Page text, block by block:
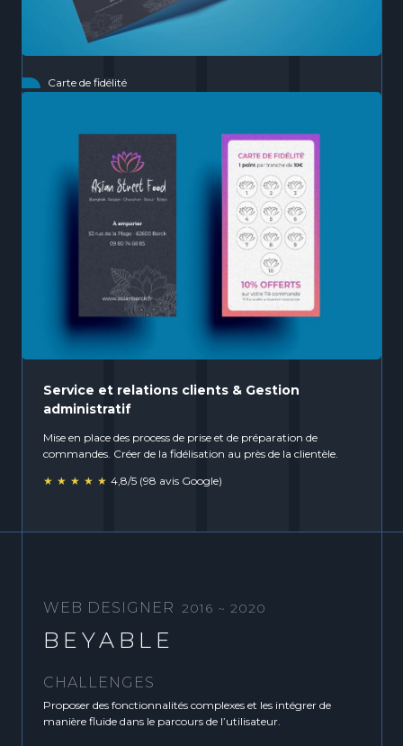
Carte de fidélité
Service et relations clients & Gestion
administratif
Mise en place des process de prise et de préparation de
commandes. Créer de la fidélisation au près de la clientèle.
★★★★★ 4,8/5 (98 avis Google)
WEB DESIGNER 2016 ~ 2020
BEYABLE
CHALLENGES
Proposer des fonctionnalités complexes et les intégrer de
manière fluide dans le parcours de l’utilisateur.